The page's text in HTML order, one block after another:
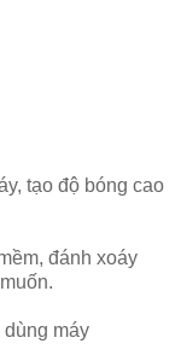
tạo độ bóng cao
đánh xoáy
dùng máy